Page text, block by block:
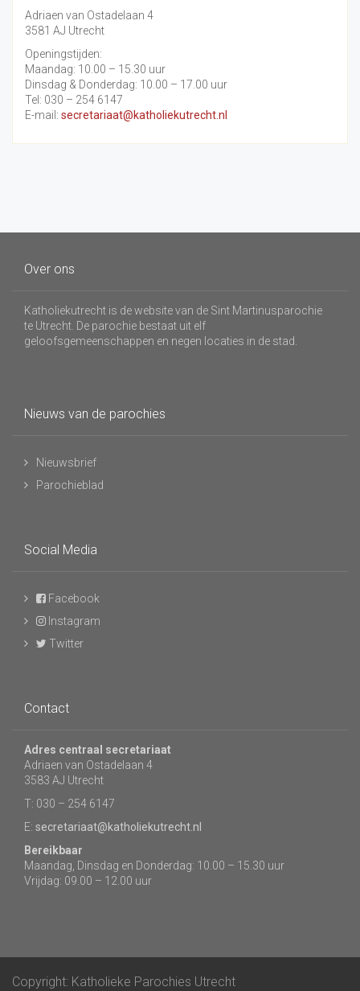
Adriaen van Ostadelaan 4
3581 AJ Utrecht
Openingstijden:
Maandag: 10.00 – 15.30 uur
Dinsdag & Donderdag: 10.00 – 17.00 uur
Tel: 030 – 254 6147
E-mail: secretariaat@katholiekutrecht.nl
Over ons
Katholiekutrecht is de website van de Sint Martinusparochie
te Utrecht. De parochie bestaat uit elf
geloofsgemeenschappen en negen locaties in de stad.
Nieuws van de parochies
Nieuwsbrief
Parochieblad
Social Media
Facebook
Instagram
Twitter
Contact
Adres centraal secretariaat
Adriaen van Ostadelaan 4
3583 AJ Utrecht
T: 030 – 254 6147
E: secretariaat@katholiekutrecht.nl
Bereikbaar
Maandag, Dinsdag en Donderdag: 10.00 – 15.30 uur
Vrijdag: 09.00 – 12.00 uur
Copyright: Katholieke Parochies Utrecht